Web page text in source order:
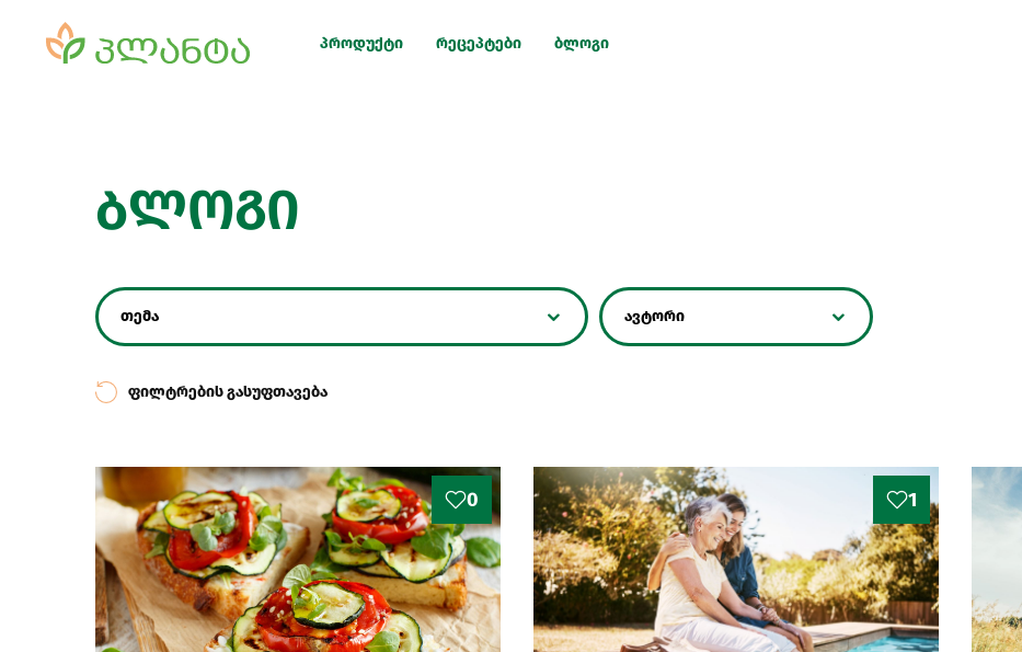
პროდუქტი რეცეპტები ბლოგი
ბლოგი
თემა ავტორი
ფილტრების გასუფთავება
0 1